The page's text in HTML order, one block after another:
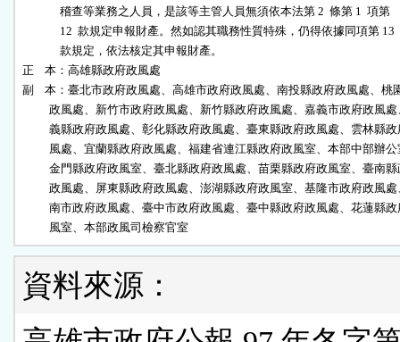
              稽查等業務之人員，是該等主管人員無須依本法第 2  條第 1  項第
              12  款規定申報財產。然如認其職務性質特殊，仍得依據同項第 13
              款規定，依法核定其申報財產。
正    本：高雄縣政府政風處
副    本：臺北市政府政風處、高雄市政府政風處、南投縣政府政風處、桃
政風處、新竹市政府政風處、新竹縣政府政風處、嘉義市政府政風
義縣政府政風處、彰化縣政府政風處、臺東縣政府政風處、雲林縣
風處、宜蘭縣政府政風處、福建省連江縣政府政風室、本部中部辦
金門縣政府政風室、臺北縣政府政風處、苗栗縣政府政風室、臺南
政風處、屏東縣政府政風處、澎湖縣政府政風室、基隆市政府政風
南市政府政風處、臺中市政府政風處、臺中縣政府政風處、花蓮縣
          風室、本部政風司檢察官室
資料來源：